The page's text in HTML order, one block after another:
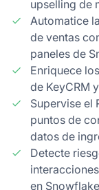
upselling de
Automatice
de ventas
paneles de
Enriquece
de KeyCRM
Supervise el
puntos de
datos de
Detecte
en